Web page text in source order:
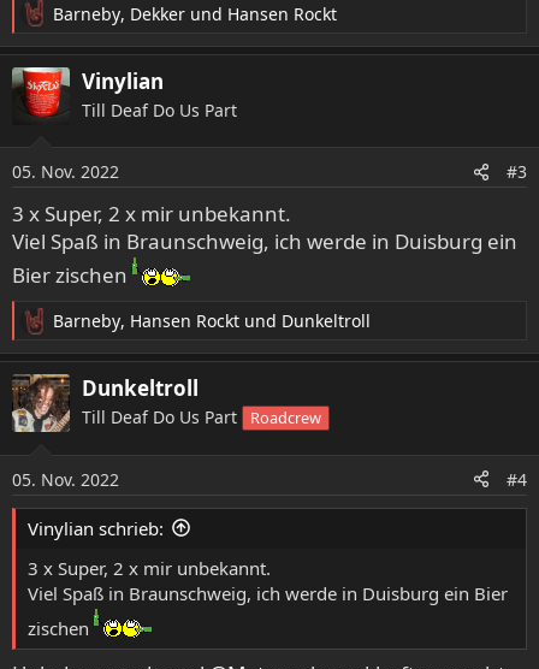
R
e
a
k
t
n
e
n
:
Barneby, Dekker und Hansen Rockt
Vinylian
Till Deaf Do Us Part
05. Nov. 2022 #3
3 x Super, 2 x mir unbekannt.
Viel Spaß in Braunschweig, ich werde in Duisburg ein
Bier zischen
R
e
a
k
t
n
e
n
Barneby, Hansen Rockt und Dunkeltroll
Dunkeltroll
Till Deaf Do Us Part Roadcrew
05. Nov. 2022 #4
Vinylian schrieb:
3 x Super, 2 x mir unbekannt.
Viel Spaß in Braunschweig, ich werde in Duisburg ein Bier
zischen